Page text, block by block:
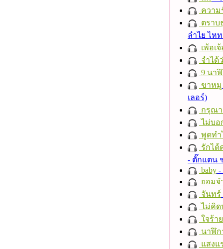
ความ
ตราบ
ลำไย ไห
เพ้อเ
จำได้
9 นา
ขาหมู
เลอร์)
กรุณา
ไม่บอ
พูดทำ
รักได้
- ตั๊กแตน
baby -
ยอม
จันทร์
ไม่คิด
ใจร้าย
นาฬิก
แสงแ